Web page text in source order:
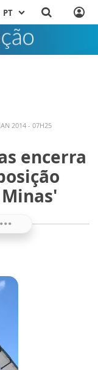
PT
2014 - 07H25
encerra